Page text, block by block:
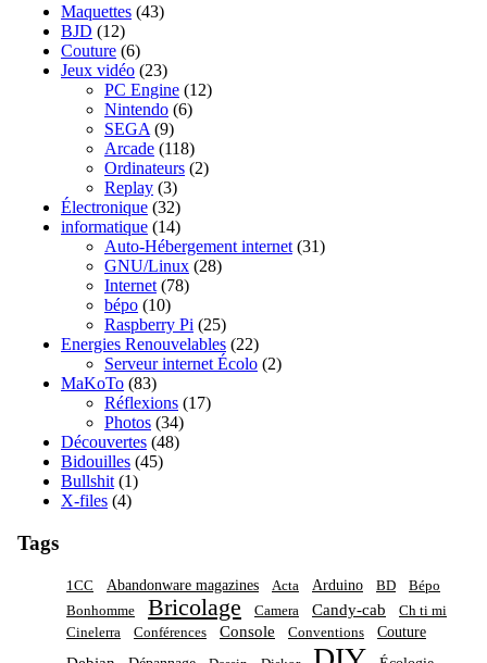
Maquettes (43)
BJD (12)
Couture (6)
Jeux vidéo (23)
PC Engine (12)
Nintendo (6)
SEGA (9)
Arcade (118)
Ordinateurs (2)
Replay (3)
Électronique (32)
informatique (14)
Auto-Hébergement internet (31)
GNU/Linux (28)
Internet (78)
bépo (10)
Raspberry Pi (25)
Energies Renouvelables (22)
Serveur internet Écolo (2)
MaKoTo (83)
Réflexions (17)
Photos (34)
Découvertes (48)
Bidouilles (45)
Bullshit (1)
X-files (4)
Tags
1CC Abandonware magazines Acta Arduino BD
Bépo
Bonhomme
Bricolage Camera Candy-cab
Ch ti mi
Cinelerra
Conférences Console Conventions Couture